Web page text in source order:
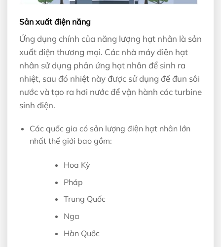
Sản xuất điện năng
Ứng dụng chính của năng lượng hạt nhân là sản
xuất điện thương mại. Các nhà máy điện hạt
nhân sử dụng phản ứng hạt nhân để sinh ra
nhiệt, sau đó nhiệt này được sử dụng để đun sôi
nước và tạo ra hơi nước để vận hành các turbine
sinh điện.
Các quốc gia có sản lượng điện hạt nhân lớn
nhất thế giới bao gồm:
Hoa Kỳ
Pháp
Trung Quốc
Nga
Hàn Quốc